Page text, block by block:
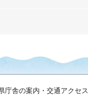
庁舎の案内・交通アクセス